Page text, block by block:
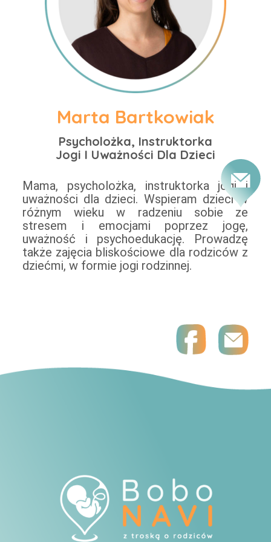
Marta Bartkowiak
Psycholożka, Instruktorka
Jogi I Uważności Dla Dzieci
Mama, psycholożka, instruktorka jogi i
uważności dla dzieci. Wspieram dzieci w
różnym wieku w radzeniu sobie ze
stresem i emocjami poprzez jogę,
uważność i psychoedukację. Prowadzę
także zajęcia bliskościowe dla rodziców z
dziećmi, w formie jogi rodzinnej.